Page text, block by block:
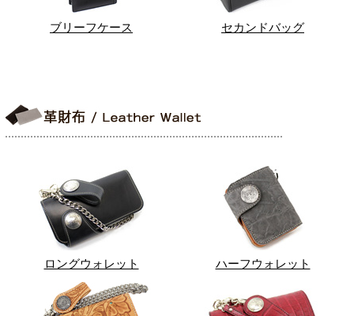
ブリーフケース セカンドバッグ
ロングウォレット ハーフウォレット